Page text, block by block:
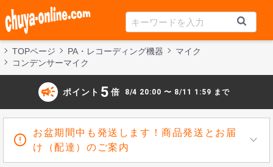
TOPページ PA・レコーディング機器
マイク
コンデンサーマイク
campaign ポイント 5 倍 8/4 20:00 〜 8/11 1:59 まで
お盆期間中も発送します！商品発送とお届
け（配達）のご案内